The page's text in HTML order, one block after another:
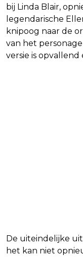
bij Linda Blair,
legendarische
knipoog naar de
van het
versie is
De uiteindelijke
het kan niet